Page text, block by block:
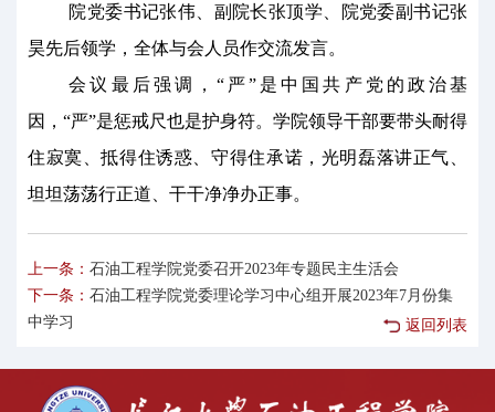
院党委书记张伟、副院长张顶学、院党委副书记张
昊先后领学，全体与会人员作交流发言。
会议最后强调，“严”是中国共产党的政治基
因，“严”是惩戒尺也是护身符。学院领导干部要带头耐得
住寂寞、抵得住诱惑、守得住承诺，光明磊落讲正气、
坦坦荡荡行正道、干干净净办正事。
上一条： 石油工程学院党委召开2023年专题民主生活会
下一条： 石油工程学院党委理论学习中心组开展2023年7月份集
中学习
返回列表